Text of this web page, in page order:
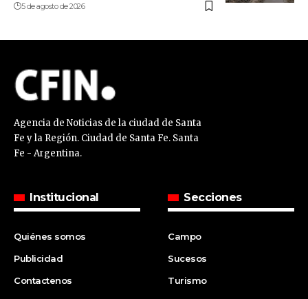
5 de agosto de 2026
Agencia de Noticias de la ciudad de Santa
Fe y la Región. Ciudad de Santa Fe. Santa
Fe - Argentina.
Institucional
Quiénes somos
Publicidad
Contactenos
Secciones
Campo
Sucesos
Turismo